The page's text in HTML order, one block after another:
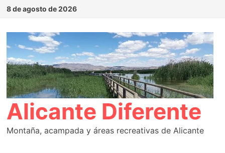
Saltar
contenido
8 de agosto de 2026
Alicante Diferente
Montaña, acampada y áreas recreativas de Alicante